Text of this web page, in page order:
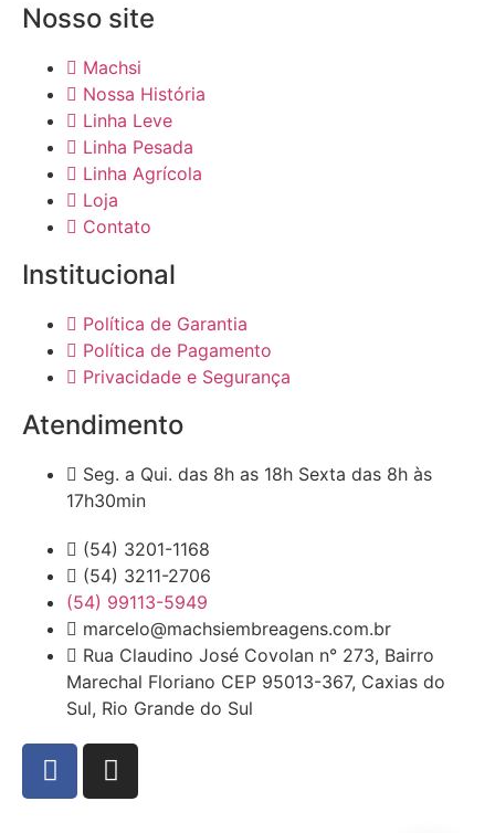
Nosso site
Machsi
Nossa História
Linha Leve
Linha Pesada
Linha Agrícola
Loja
Contato
Institucional
Política de Garantia
Política de Pagamento
Privacidade e Segurança
Atendimento
Seg. a Qui. das 8h as 18h Sexta das 8h às
17h30min
(54) 3201-1168
(54) 3211-2706
(54) 99113-5949
marcelo@machsiembreagens.com.br
Rua Claudino José Covolan n° 273, Bairro
Marechal Floriano CEP 95013-367, Caxias do
Sul, Rio Grande do Sul